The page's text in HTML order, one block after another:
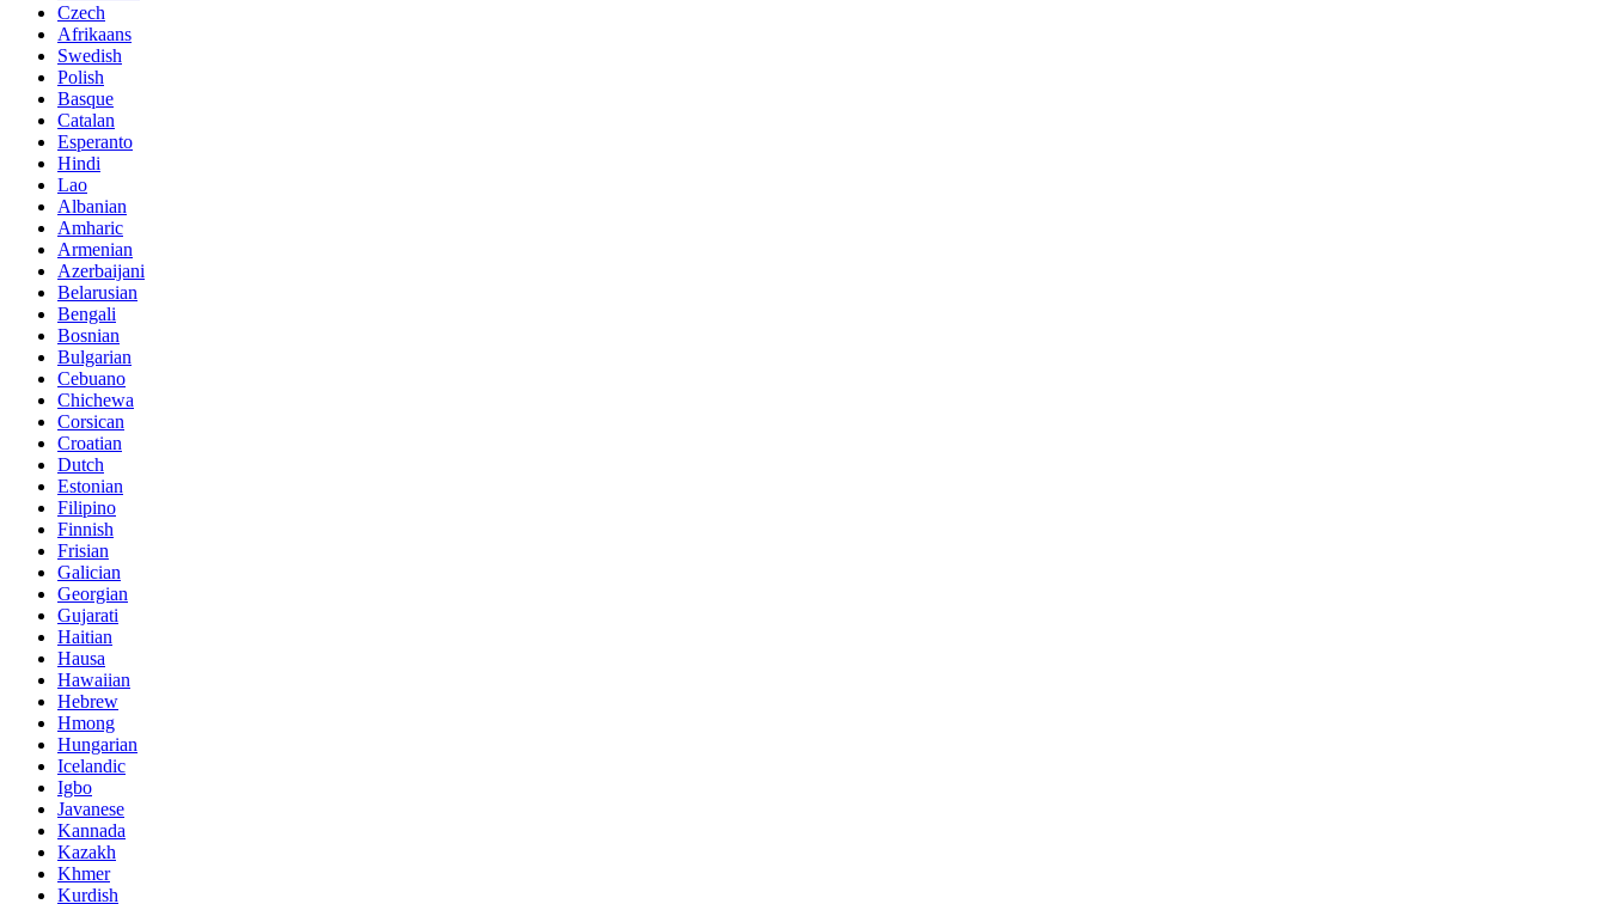
Czech
Afrikaans
Swedish
Polish
Basque
Catalan
Esperanto
Hindi
Lao
Albanian
Amharic
Armenian
Azerbaijani
Belarusian
Bengali
Bosnian
Bulgarian
Cebuano
Chichewa
Corsican
Croatian
Dutch
Estonian
Filipino
Finnish
Frisian
Galician
Georgian
Gujarati
Haitian
Hausa
Hawaiian
Hebrew
Hmong
Hungarian
Icelandic
Igbo
Javanese
Kannada
Kazakh
Khmer
Kurdish